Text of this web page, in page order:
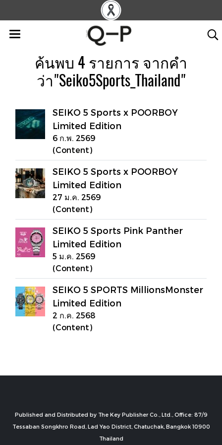
ค้นพบ 4 รายการ จากคำ
ว่า"Seiko5Sports_Thailand"
SEIKO 5 Sports x POORBOY
Limited Edition
6 ก.พ. 2569
(Content)
SEIKO 5 Sports x POORBOY
Limited Edition
27 ม.ค. 2569
(Content)
SEIKO 5 Sports Pink Panther
Limited Edition
5 ม.ค. 2569
(Content)
SEIKO 5 SPORTS MillionsMonster
Limited Edition
2 ก.ค. 2568
(Content)
Published and Distributed by The Key Publisher Co., Ltd., Office: 87/9
Tessaban Songkhro Road, Lad Yao District, Chatuchak, Bangkok 10900
Thailand